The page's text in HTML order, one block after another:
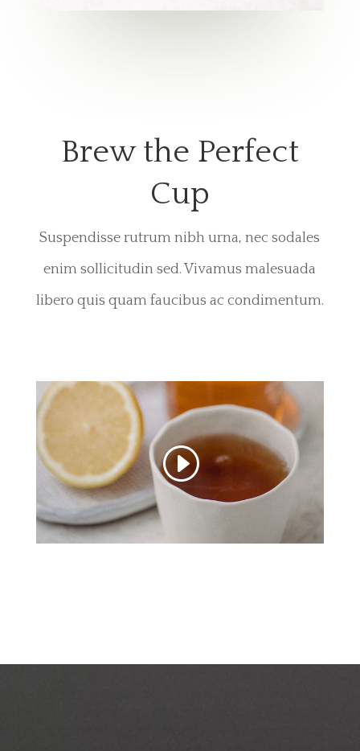
Brew the Perfect
Cup
Suspendisse rutrum nibh urna, nec sodales
enim sollicitudin sed. Vivamus malesuada
libero quis quam faucibus ac condimentum.